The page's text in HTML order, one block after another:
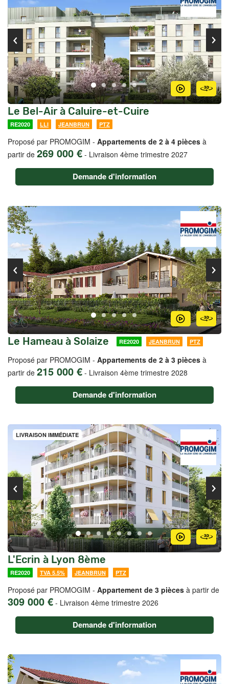
Le Bel-Air à Caluire-et-Cuire
RE2020 LLI JEANBRUN PTZ
Proposé par PROMOGIM - Appartements de 2 à 4 pièces à
partir de 269 000 € - Livraison 4ème trimestre 2027
Demande d'information
Le Hameau à Solaize RE2020 JEANBRUN PTZ
Proposé par PROMOGIM - Appartements de 2 à 3 pièces à
partir de 215 000 € - Livraison 4ème trimestre 2028
Demande d'information
LIVRAISON IMMÉDIATE
L'Ecrin à Lyon 8ème
RE2020 TVA 5.5% JEANBRUN PTZ
Proposé par PROMOGIM - Appartement de 3 pièces à partir de
309 000 € - Livraison 4ème trimestre 2026
Demande d'information